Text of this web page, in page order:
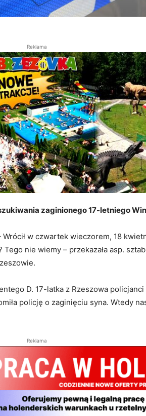
Reklama
zaginionego 17-letniego
w czwartek wieczorem, 18
nie wiemy – przekazała asp.
D. 17-latka z Rzeszowa policjanci
policję o zaginięciu syna. Wtedy
Reklama